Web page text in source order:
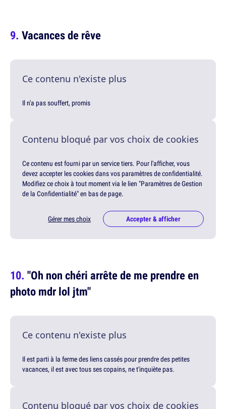
Vacances de rêve
Ce contenu n'existe plus
Il n'a pas souffert, promis
Contenu bloqué par vos choix de cookies
Ce contenu est fourni par un service tiers. Pour l'afficher, vous
devez accepter les cookies dans vos paramètres de confidentialité.
Modifiez ce choix à tout moment via le lien "Paramètres de Gestion
de la Confidentialité" en bas de page.
Gérer mes choix Accepter & afficher
"Oh non chéri arrête de me prendre en
photo mdr lol jtm"
Ce contenu n'existe plus
Il est parti à la ferme des liens cassés pour prendre des petites
vacances, il est avec tous ses copains, ne t'inquiète pas.
Contenu bloqué par vos choix de cookies